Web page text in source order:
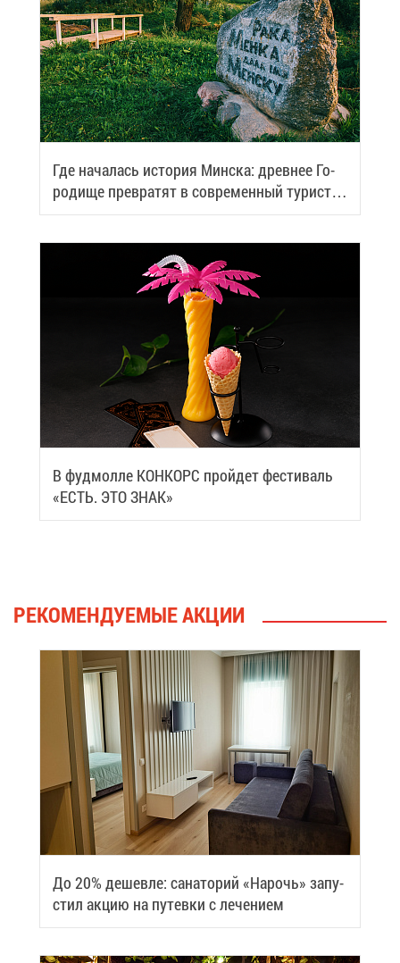
Где на­ча­лась ис­то­рия Мин­ска: древ­нее Го­
ро­ди­ще пре­вра­тят в со­вре­мен­ный ту­ри­сти­
че­ский центр
В фуд­мол­ле КОН­КОРС прой­дет фе­сти­валь
«ЕСТЬ. ЭТО ЗНАК»
РЕ­КО­МЕН­ДУ­Е­МЫЕ АК­ЦИИ
До 20% де­шев­ле: са­на­то­рий «На­рочь» за­пу­
стил ак­цию на пу­тев­ки с ле­че­ни­ем